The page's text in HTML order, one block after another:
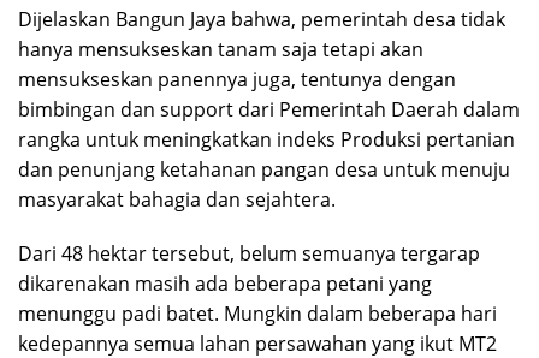
Dijelaskan Bangun Jaya bahwa, pemerintah desa tidak
hanya mensukseskan tanam saja tetapi akan
mensukseskan panennya juga, tentunya dengan
bimbingan dan support dari Pemerintah Daerah dalam
rangka untuk meningkatkan indeks Produksi pertanian
dan penunjang ketahanan pangan desa untuk menuju
masyarakat bahagia dan sejahtera.
Dari 48 hektar tersebut, belum semuanya tergarap
dikarenakan masih ada beberapa petani yang
menunggu padi batet. Mungkin dalam beberapa hari
kedepannya semua lahan persawahan yang ikut MT2